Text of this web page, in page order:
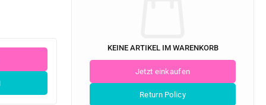
KEINE ARTIKEL IM WARENKORB